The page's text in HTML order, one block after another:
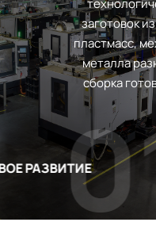
заготовок
пластмасс,
металла
сборка
РАЗВИТИЕ